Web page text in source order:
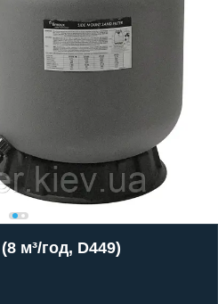
м³/год, D449)